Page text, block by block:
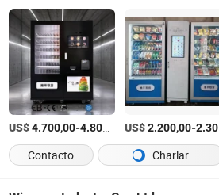
US$4.700,00-4.800,00 /Pieza
US$2.200,00-2.300,00
Contacto
Charlar